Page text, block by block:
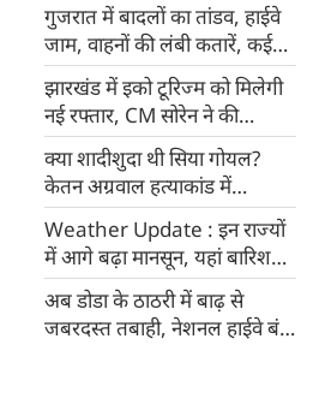
गुजरात में बादलों का तांडव, हाईवे
जाम, वाहनों की लंबी कतारें, कई
जगह रास्ते ही बह गए
झारखंड में इको टूरिज्म को मिलेगी
नई रफ्तार, CM सोरेन ने की
उच्चस्तरीय समीक्षा बैठक,
अधिकारियों को दिए अहम निर्देश
क्या शादीशुदा थी सिया गोयल?
केतन अग्रवाल हत्याकांड में
वॉट्सऐप चैट से खुला बड़ा राज
Weather Update : इन राज्यों
में आगे बढ़ा मानसून, यहां बारिश
और बाढ़ ने मचाई तबाही, कैसा है
मुंबई का हाल?
अब डोडा के ठाठरी में बाढ़ से
जबरदस्‍त तबाही, नेशनल हाईवे बंद,